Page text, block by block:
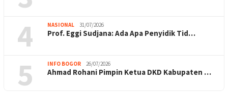
4 NASIONAL 31/07/2026
Prof. Eggi Sudjana: Ada Apa Penyidik Tid…
5 INFO BOGOR 26/07/2026
Ahmad Rohani Pimpin Ketua DKD Kabupaten …